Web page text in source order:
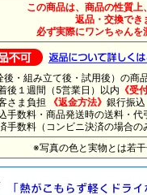
この商品は、商品の性質
返品・交換でき
必ず実際にワンちゃん
・組み立て後・試用後）の商
後１週間（5営業日）以内 《受
さま負担 《返金方法》 銀行振込
手数料・商品発送時の送料・
手数料（コンビニ決済の場合の
※写真の色と実物とは若